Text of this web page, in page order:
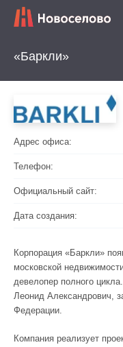
«Баркли»
Адрес офиса:
Телефон:
Официальный сайт:
Дата создания:
Корпорация «Баркли»
московской
девелопер полного
Леонид Александрович,
Федерации.
Компания реализует